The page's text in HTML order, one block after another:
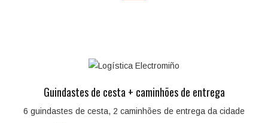
Guindastes de cesta + caminhões de entrega
6 guindastes de cesta, 2 caminhões de entrega da cidade